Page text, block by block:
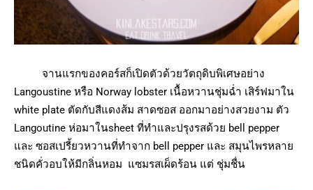
จานแรกของคอร์สก็เปิดตัวด้วยวัตถุดิบพิเศษอย่าง
Langoustine หรือ Norway lobster เนื้อหวานชุ่มฉ่ำ เสิร์ฟมาใน
white plate ตัดกับสีแดงส้ม สาดซอส ออกมาอย่างสวยงาม ตัว
Langoutine ห่อมาในsheet ที่ทำและปรุงรสด้วย bell pepper
และ ซอสเปรี้ยวหวานที่ทำจาก bell pepper และ สมุนไพรหลาย
ชนิดคั่วอบให้มีกลิ่นหอม แซมรสเผ็ดร้อน แต่ ชุ่มชื่น